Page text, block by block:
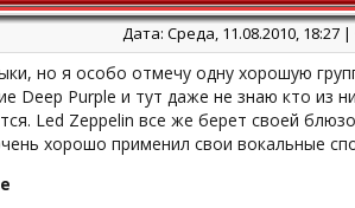
Дата: Среда, 11.08.2010,
но я особо отмечу одну хорошую
Deep Purple и тут даже не знаю кто из
Led Zeppelin все же берет своей
хорошо применил свои вокальные